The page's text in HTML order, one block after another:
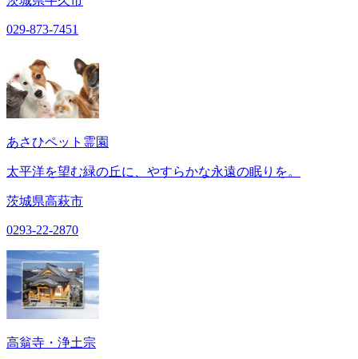
029-873-7451
あさひペット霊園
太平洋を望む緑の丘に、やすらかな永遠の眠りを。
茨城県高萩市
0293-22-2870
高翁寺・浄土宗